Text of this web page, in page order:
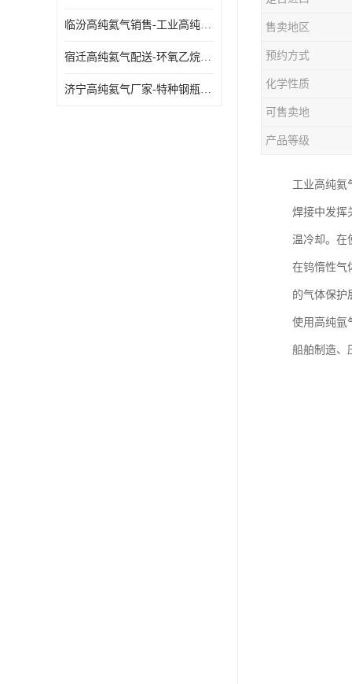
临汾高纯氦气销售-工业高纯氦气
宿迁高纯氦气配送-环氧乙烷灭菌剂
济宁高纯氦气厂家-特种钢瓶年检配件销售
售卖地区
预约方式
化学性质
可售卖地
产品等级
工业高纯氦
焊接中发挥
温冷却。在
在钨惰性气
的气体保护
使用高纯氩
船舶制造、